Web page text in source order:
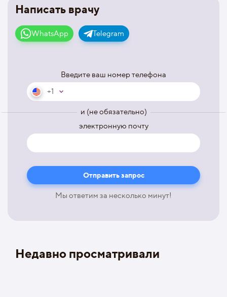
Написать врачу
WhatsApp Telegram
Введите ваш номер телефона
+1
и (не обязательно)
электронную почту
Мы ответим за несколько минут!
Недавно просматривали